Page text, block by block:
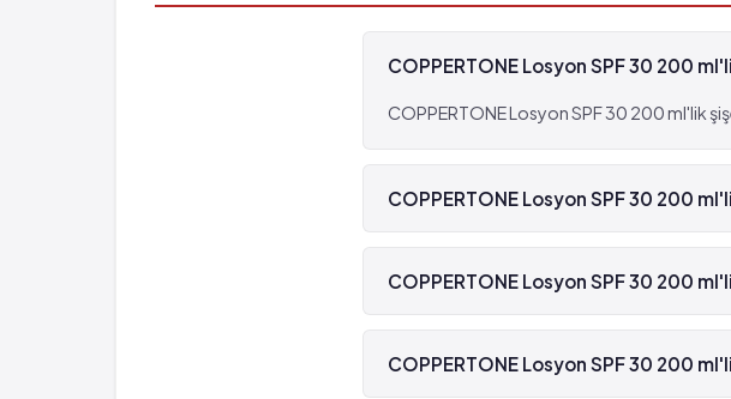
COPPERTONE Losyon SPF 30 200
COPPERTONE Losyon SPF 30 200 ml'lik
COPPERTONE Losyon SPF 30 200
Hayır, COPPERTONE Losyon SPF 30 200
COPPERTONE Losyon SPF 30 200
COPPERTONE Losyon SPF 30 200 ml'lik
COPPERTONE Losyon SPF 30 200